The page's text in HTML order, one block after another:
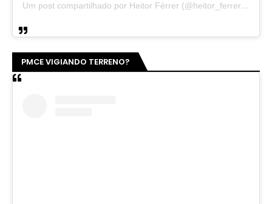
Um post compartilhado por Heitor Férrer (@heitor_ferrer77)
PMCE VIGIANDO TERRENO?